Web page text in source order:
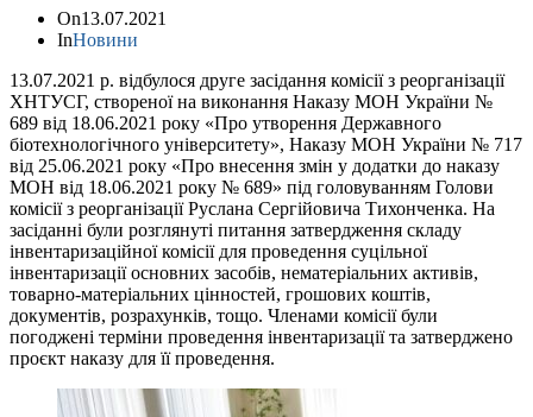
On13.07.2021
InНовини
13.07.2021 р. відбулося друге засідання комісії з реорганізації
ХНТУСГ, створеної на виконання Наказу МОН України №
689 від 18.06.2021 року «Про утворення Державного
біотехнологічного університету», Наказу МОН України № 717
від 25.06.2021 року «Про внесення змін у додатки до наказу
МОН від 18.06.2021 року № 689» під головуванням Голови
комісії з реорганізації Руслана Сергійовича Тихонченка. На
засіданні були розглянуті питання затвердження складу
інвентаризаційної комісії для проведення суцільної
інвентаризації основних засобів, нематеріальних активів,
товарно-матеріальних цінностей, грошових коштів,
документів, розрахунків, тощо. Членами комісії були
погоджені терміни проведення інвентаризації та затверджено
проєкт наказу для її проведення.